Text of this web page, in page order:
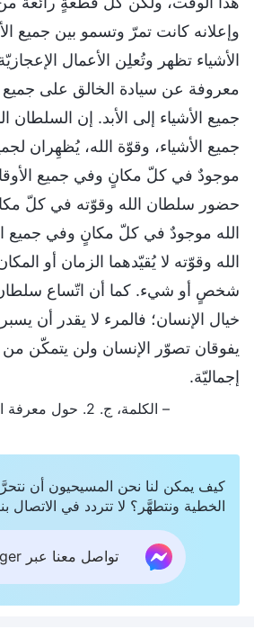
وإعلانه كانت تمرّ وتسمو بين جميع
الأشياء تظهر وتُعلِن الأعمال
معروفة عن سيادة الخالق على جميع
جميع الأشياء إلى الأبد. إن السلطان
جميع الأشياء، وقوّة الله، يُظهِران
موجودٌ في كلّ مكانٍ وفي جميع
حضور سلطان الله وقوّته في كلّ
الله موجودٌ في كلّ مكانٍ وفي جميع
الله وقوّته لا يُقيّدهما الزمان أو
شخصٍ أو شيء. كما أن اتّساع سلطان
خيال الإنسان؛ فالمرء لا يقدر أن
يفوقان تصوّر الإنسان ولن يتمكّن
إجماليّة.
– الكلمة، ج. 2. حول معرفة الله. الله ذاته، الفريد (أ)
كيف يمكن لنا نحن المسيحيون أن
الخطية ونتطهَّر؟ لا تتردد في الاتصال
تواصل معنا عبر Messenger